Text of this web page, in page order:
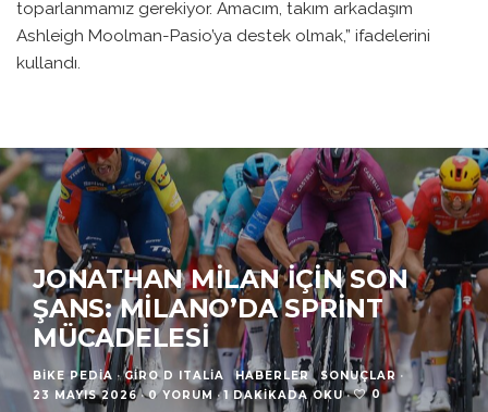
toparlanmamız gerekiyor. Amacım, takım arkadaşım
Ashleigh Moolman-Pasio’ya destek olmak,” ifadelerini
kullandı.
JONATHAN MILAN IÇIN SON
ŞANS: MILANO’DA SPRINT
MÜCADELESI
BIKE PEDIA · GIRO D ITALIA HABERLER SONUÇLAR ·
23 MAYIS 2026 · 0 YORUM · 1 DAKIKADA OKU · 0